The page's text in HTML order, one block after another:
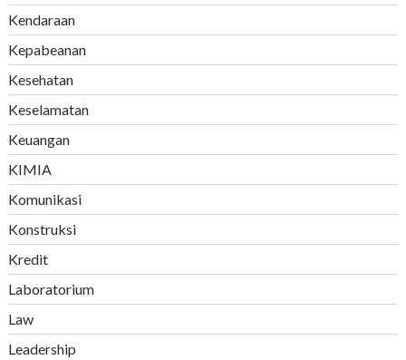
Kendaraan
Kepabeanan
Kesehatan
Keselamatan
Keuangan
KIMIA
Komunikasi
Konstruksi
Kredit
Laboratorium
Law
Leadership